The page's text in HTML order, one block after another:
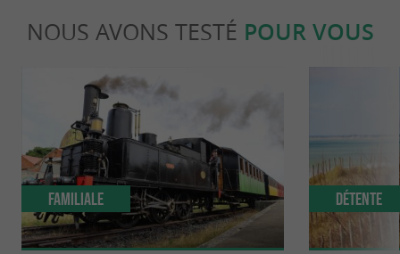
NOUS AVONS TESTÉ POUR VOUS
Familiale Détente